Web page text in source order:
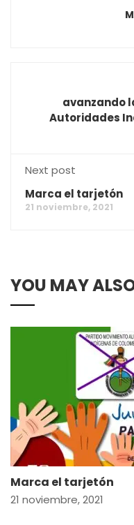
avanzando
Autoridades
Next post
Marca el tarjetón
21 noviembre, 2021
YOU MAY
Marca el tarjetón
21 noviembre, 2021